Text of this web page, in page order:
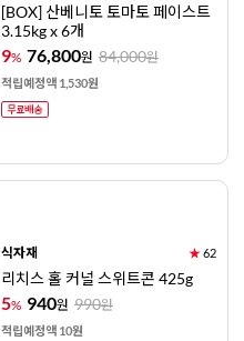
[BOX] 산베니토 토마토 페이스트
3.15kg x 6개
9% 76,800원 84,000원
적립예정액 1,530원
식자재 ★62
리치스 홀 커널 스위트콘 425g
5% 940원 990원
적립예정액 10원